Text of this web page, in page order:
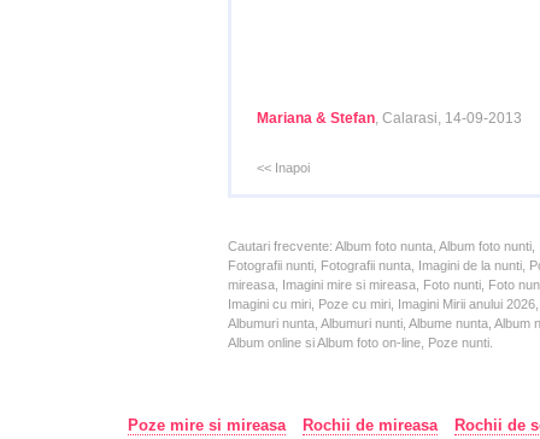
Mariana & Stefan, Calarasi, 14-09-2013
<< Inapoi
Cautari frecvente: Album foto nunta, Album foto
Fotografii nunti, Fotografii nunta, Imagini de la nunti,
mireasa, Imagini mire si mireasa, Foto nunti, Foto
Imagini cu miri, Poze cu miri, Imagini Mirii anului
Albumuri nunta, Albumuri nunti, Albume nunta,
Album online si Album foto on-line, Poze nunti.
Poze mire si mireasa Rochii de mireasa
Rochii de